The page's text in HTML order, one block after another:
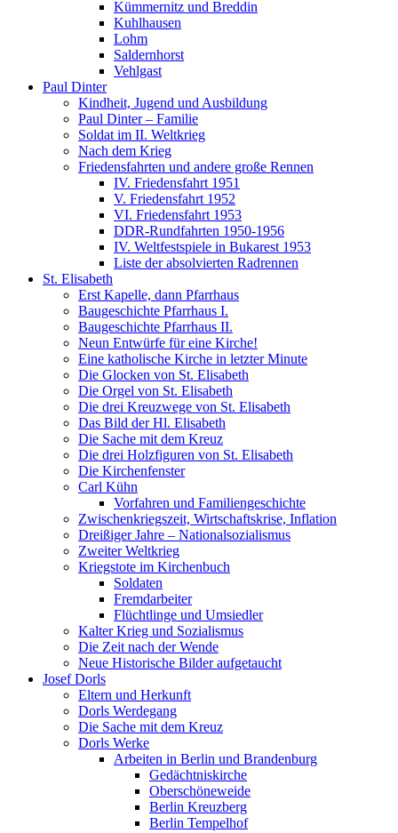
Kümmernitz und Breddin
Kuhlhausen
Lohm
Saldernhorst
Vehlgast
Paul Dinter
Kindheit, Jugend und Ausbildung
Paul Dinter – Familie
Soldat im II. Weltkrieg
Nach dem Krieg
Friedensfahrten und andere große Rennen
IV. Friedensfahrt 1951
V. Friedensfahrt 1952
VI. Friedensfahrt 1953
DDR-Rundfahrten 1950-1956
IV. Weltfestspiele in Bukarest 1953
Liste der absolvierten Radrennen
St. Elisabeth
Erst Kapelle, dann Pfarrhaus
Baugeschichte Pfarrhaus I.
Baugeschichte Pfarrhaus II.
Neun Entwürfe für eine Kirche!
Eine katholische Kirche in letzter Minute
Die Glocken von St. Elisabeth
Die Orgel von St. Elisabeth
Die drei Kreuzwege von St. Elisabeth
Das Bild der Hl. Elisabeth
Die Sache mit dem Kreuz
Die drei Holzfiguren von St. Elisabeth
Die Kirchenfenster
Carl Kühn
Vorfahren und Familiengeschichte
Zwischenkriegszeit, Wirtschaftskrise, Inflation
Dreißiger Jahre – Nationalsozialismus
Zweiter Weltkrieg
Kriegstote im Kirchenbuch
Soldaten
Fremdarbeiter
Flüchtlinge und Umsiedler
Kalter Krieg und Sozialismus
Die Zeit nach der Wende
Neue Historische Bilder aufgetaucht
Josef Dorls
Eltern und Herkunft
Dorls Werdegang
Die Sache mit dem Kreuz
Dorls Werke
Arbeiten in Berlin und Brandenburg
Gedächtniskirche
Oberschöneweide
Berlin Kreuzberg
Berlin Tempelhof